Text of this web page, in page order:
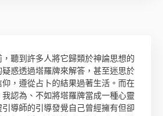
聽到許多人將它歸類於神論思想的
惑透過塔羅牌來解答，甚至迷思於
，遵從占卜的結果過著生活。而在
認為、不如將塔羅牌當成一種心靈
導師的引導發覺自己曾經擁有但卻